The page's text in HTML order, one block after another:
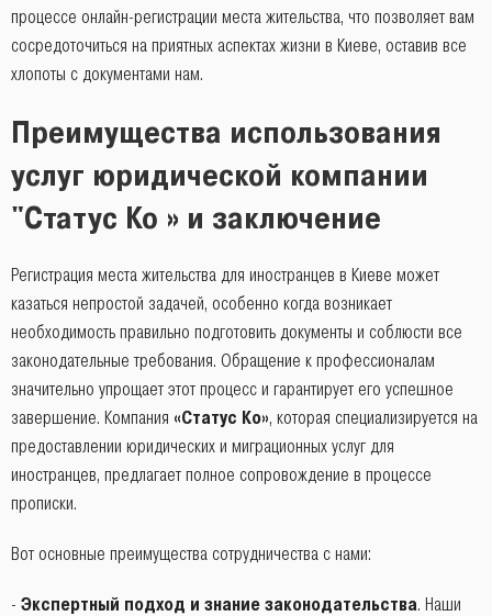
процессе онлайн-регистрации места жительства, что позволяет вам
сосредоточиться на приятных аспектах жизни в Киеве, оставив все
хлопоты с документами нам.
Преимущества использования
услуг юридической компании
"Статус Ко » и заключение
Регистрация места жительства для иностранцев в Киеве может
казаться непростой задачей, особенно когда возникает
необходимость правильно подготовить документы и соблюсти все
законодательные требования. Обращение к профессионалам
значительно упрощает этот процесс и гарантирует его успешное
завершение. Компания «Статус Ко», которая специализируется на
предоставлении юридических и миграционных услуг для
иностранцев, предлагает полное сопровождение в процессе
прописки.
Вот основные преимущества сотрудничества с нами:
- Экспертный подход и знание законодательства. Наши